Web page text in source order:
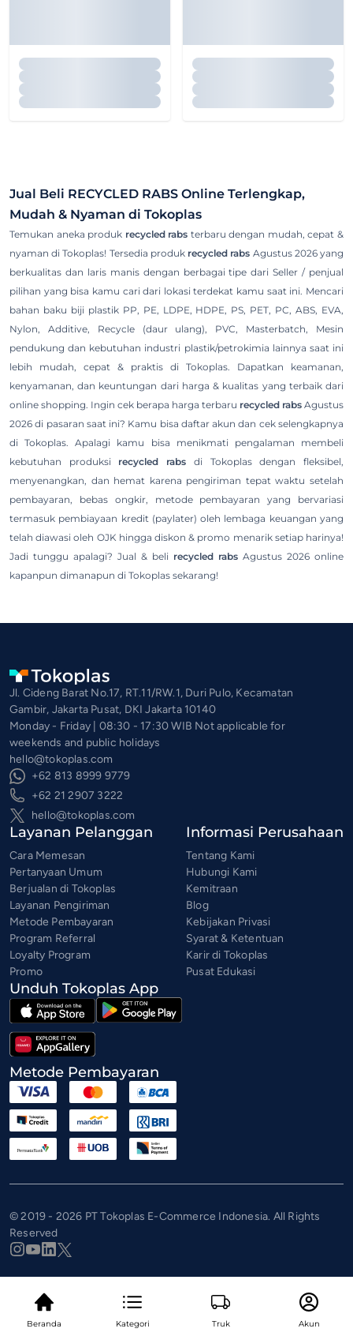
Beranda Kategori Truk Akun
Jual Beli RECYCLED RABS Online Terlengkap,
Mudah & Nyaman di Tokoplas
Temukan aneka produk recycled rabs terbaru dengan mudah, cepat &
nyaman di Tokoplas! Tersedia produk recycled rabs Agustus 2026 yang
berkualitas dan laris manis dengan berbagai tipe dari Seller / penjual
pilihan yang bisa kamu cari dari lokasi terdekat kamu saat ini. Mencari
bahan baku biji plastik PP, PE, LDPE, HDPE, PS, PET, PC, ABS, EVA,
Nylon, Additive, Recycle (daur ulang), PVC, Masterbatch, Mesin
pendukung dan kebutuhan industri plastik/petrokimia lainnya saat ini
lebih mudah, cepat & praktis di Tokoplas. Dapatkan keamanan,
kenyamanan, dan keuntungan dari harga & kualitas yang terbaik dari
online shopping. Ingin cek berapa harga terbaru recycled rabs Agustus
2026 di pasaran saat ini? Kamu bisa daftar akun dan cek selengkapnya
di Tokoplas. Apalagi kamu bisa menikmati pengalaman membeli
kebutuhan produksi recycled rabs di Tokoplas dengan fleksibel,
menyenangkan, dan hemat karena pengiriman tepat waktu setelah
pembayaran, bebas ongkir, metode pembayaran yang bervariasi
termasuk pembiayaan kredit (paylater) oleh lembaga keuangan yang
telah diawasi oleh OJK hingga diskon & promo menarik setiap harinya!
Jadi tunggu apalagi? Jual & beli recycled rabs Agustus 2026 online
kapanpun dimanapun di Tokoplas sekarang!
Jl. Cideng Barat No.17, RT.11/RW.1, Duri Pulo, Kecamatan
Gambir, Jakarta Pusat, DKI Jakarta 10140
Monday - Friday | 08:30 - 17:30 WIB Not applicable for
weekends and public holidays
hello@tokoplas.com
+62 813 8999 9779
+62 21 2907 3222
hello@tokoplas.com
Layanan Pelanggan
Cara Memesan
Pertanyaan Umum
Berjualan di Tokoplas
Layanan Pengiriman
Metode Pembayaran
Program Referral
Loyalty Program
Promo
Informasi Perusahaan
Tentang Kami
Hubungi Kami
Kemitraan
Blog
Kebijakan Privasi
Syarat & Ketentuan
Karir di Tokoplas
Pusat Edukasi
Unduh Tokoplas App
Metode Pembayaran
© 2019 - 2026 PT Tokoplas E-Commerce Indonesia. All Rights
Reserved